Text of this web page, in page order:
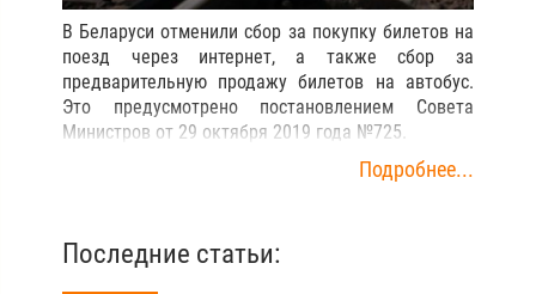
В Беларуси отменили сбор за покупку билетов на
поезд через интернет, а также сбор за
предварительную продажу билетов на автобус.
Это предусмотрено постановлением Совета
Министров от 29 октября 2019 года №725.
Подробнее...
Последние статьи: